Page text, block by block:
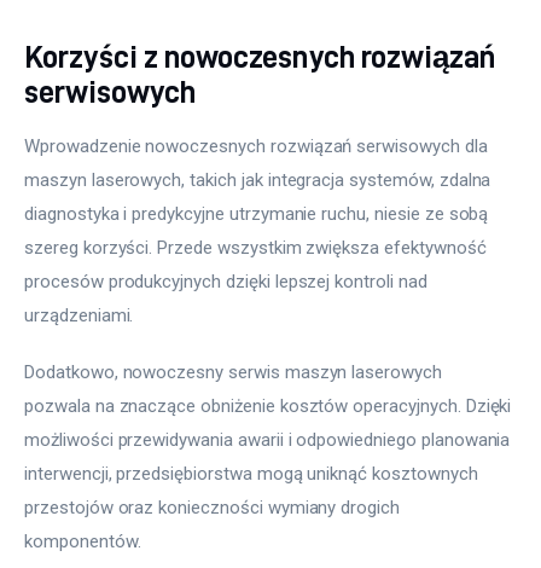
Korzyści z nowoczesnych rozwiązań
serwisowych
Wprowadzenie nowoczesnych rozwiązań serwisowych dla
maszyn laserowych, takich jak integracja systemów, zdalna
diagnostyka i predykcyjne utrzymanie ruchu, niesie ze sobą
szereg korzyści. Przede wszystkim zwiększa efektywność
procesów produkcyjnych dzięki lepszej kontroli nad
urządzeniami.
Dodatkowo, nowoczesny serwis maszyn laserowych
pozwala na znaczące obniżenie kosztów operacyjnych. Dzięki
możliwości przewidywania awarii i odpowiedniego planowania
interwencji, przedsiębiorstwa mogą uniknąć kosztownych
przestojów oraz konieczności wymiany drogich
komponentów.